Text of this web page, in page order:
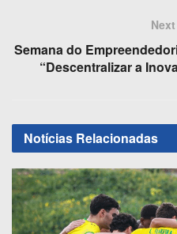
o
k
n
Semana do
“Descentralizar a
Notícias Relacionadas